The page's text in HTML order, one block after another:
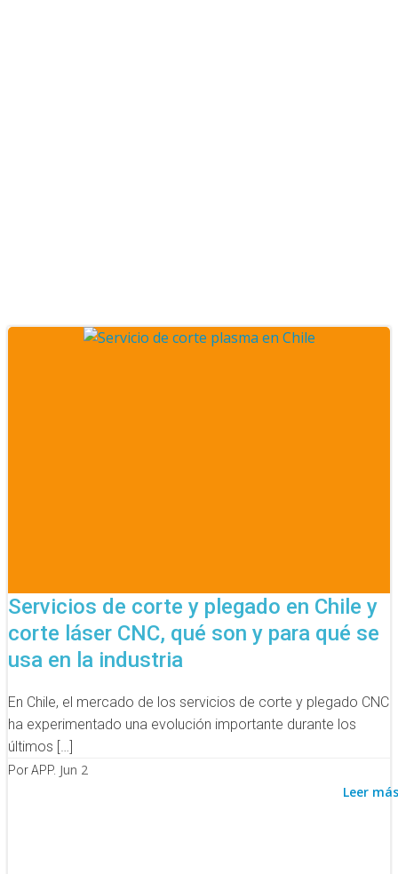
Servicios de corte y plegado en Chile y
corte láser CNC, qué son y para qué se
usa en la industria
En Chile, el mercado de los servicios de corte y plegado CNC
ha experimentado una evolución importante durante los
últimos […]
Por APP. Jun 2
Leer más